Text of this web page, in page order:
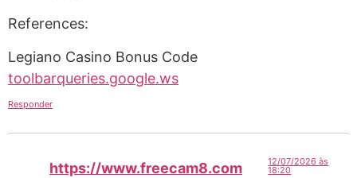
References:
Legiano Casino Bonus Code
toolbarqueries.google.ws
Responder
https://www.freecam8.com
12/07/2026 às
18:20